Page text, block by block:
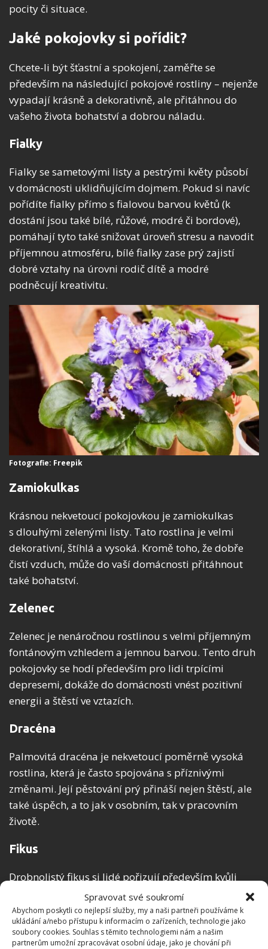
Spravovat své soukromí
Abychom poskytli co nejlepší služby, my a naši partneři používáme k
ukládání a/nebo přístupu k informacím o zařízeních, technologie jako
soubory cookies. Souhlas s těmito technologiemi nám a našim
partnerům umožní zpracovávat osobní údaje, jako je chování při
pocity či situace.
Jaké pokojovky si pořídit?
Chcete-li být šťastní a spokojení, zaměřte se
především na následující pokojové rostliny – nejenže
vypadají krásně a dekorativně, ale přitáhnou do
vašeho života bohatství a dobrou náladu.
Fialky
Fialky se sametovými listy a pestrými květy působí
v domácnosti uklidňujícím dojmem. Pokud si navíc
pořídíte fialky přímo s fialovou barvou květů (k
dostání jsou také bílé, růžové, modré či bordové),
pomáhají tyto také snižovat úroveň stresu a navodit
příjemnou atmosféru, bílé fialky zase prý zajistí
dobré vztahy na úrovni rodič dítě a modré
podněcují kreativitu.
Fotografie: Freepik
Zamiokulkas
Krásnou nekvetoucí pokojovkou je zamiokulkas
s dlouhými zelenými listy. Tato rostlina je velmi
dekorativní, štíhlá a vysoká. Kromě toho, že dobře
čistí vzduch, může do vaší domácnosti přitáhnout
také bohatství.
Zelenec
Zelenec je nenáročnou rostlinou s velmi příjemným
fontánovým vzhledem a jemnou barvou. Tento druh
pokojovky se hodí především pro lidi trpícími
depresemi, dokáže do domácnosti vnést pozitivní
energii a štěstí ve vztazích.
Dracéna
Palmovitá dracéna je nekvetoucí poměrně vysoká
rostlina, která je často spojována s příznivými
změnami. Její pěstování prý přináší nejen štěstí, ale
také úspěch, a to jak v osobním, tak v pracovním
životě.
Fikus
Drobnolistý fikus si lidé pořizují především kvůli
jeho dekorativnímu vzhledu, ale také pro jeho
schopnost zprostředkovat úspěch především
v osobním životě – při hledání vhodného partnera, či
při snaze o početí.